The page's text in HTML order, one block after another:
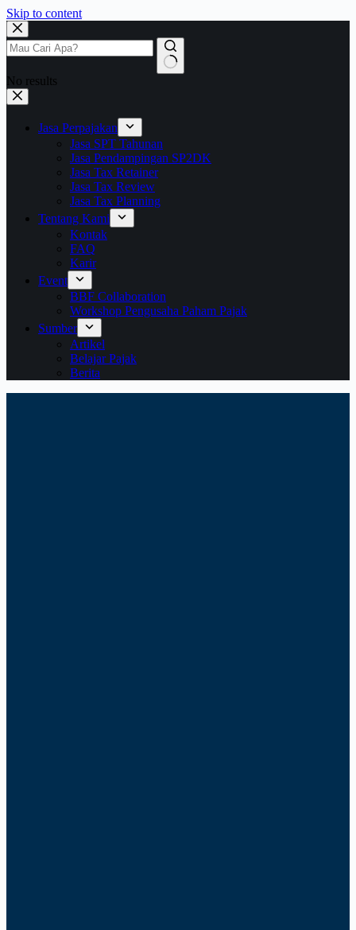
Skip to content
No results
Jasa Perpajakan
Jasa SPT Tahunan
Jasa Pendampingan SP2DK
Jasa Tax Retainer
Jasa Tax Review
Jasa Tax Planning
Tentang Kami
Kontak
FAQ
Karir
Event
BBF Collaboration
Workshop Pengusaha Paham Pajak
Sumber
Artikel
Belajar Pajak
Berita